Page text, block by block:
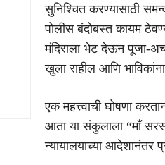
सुनिश्चित करण्यासाठी
पोलीस बंदोबस्त कायम
मंदिराला भेट देऊन पूजा-
खुला राहील आणि
एक महत्त्वाची घोषणा
आता या संकुलाला “माँ
न्यायालयाच्या आदेशानंतर